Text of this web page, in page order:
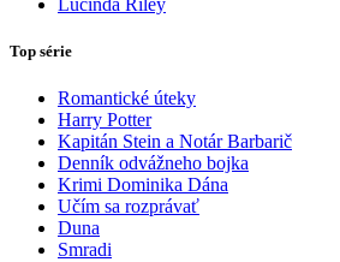
Lucinda Riley
Top série
Romantické úteky
Harry Potter
Kapitán Stein a Notár Barbarič
Denník odvážneho bojka
Krimi Dominika Dána
Učím sa rozprávať
Duna
Smradi